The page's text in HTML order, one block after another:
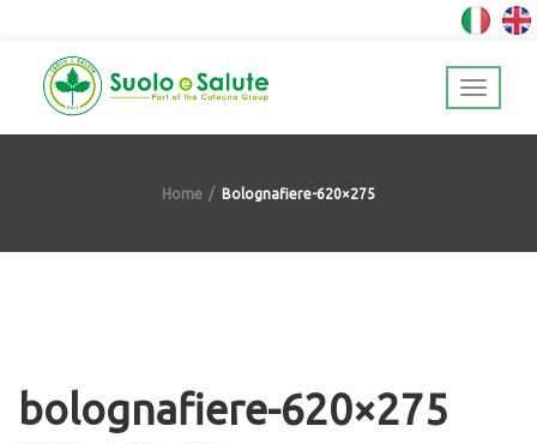
Home Bolognafiere-620×275
bolognafiere-620×275